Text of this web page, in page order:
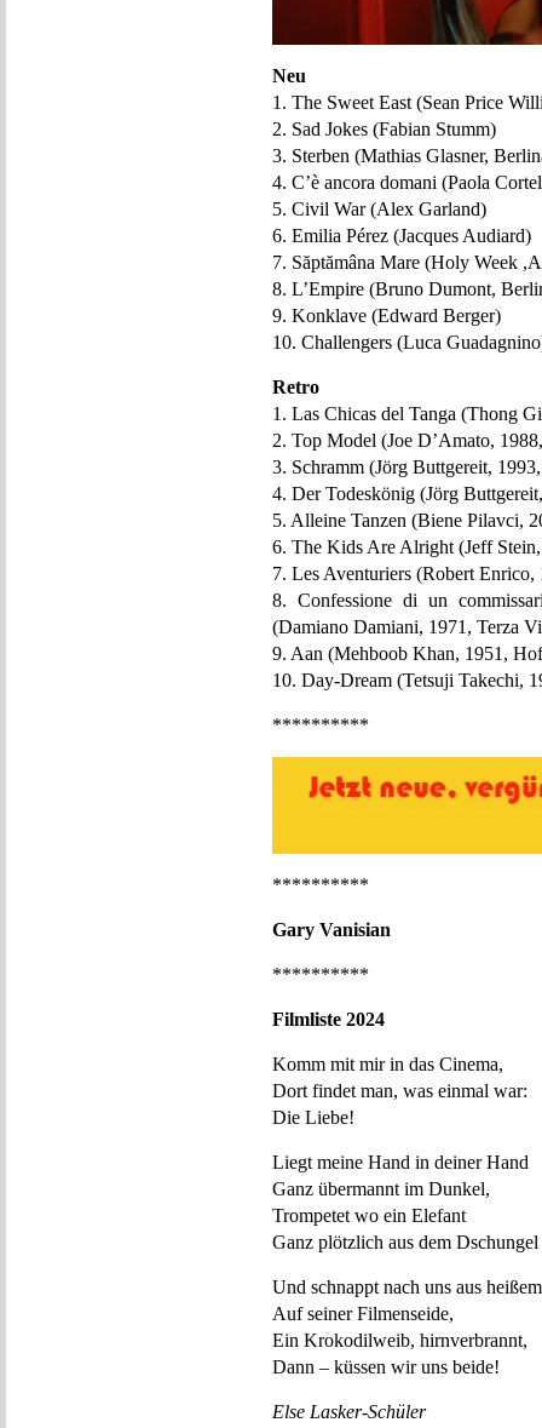
Neu
1. The Sweet East (Sean Price
2. Sad Jokes (Fabian Stumm)
3. Sterben (Mathias Glasner,
4. C’è ancora domani (Paola
5. Civil War (Alex Garland)
6. Emilia Pérez (Jacques Audiard)
7. Săptămâna Mare (Holy Week
8. L’Empire (Bruno Dumont,
9. Konklave (Edward Berger)
10. Challengers (Luca
Retro
1. Las Chicas del Tanga (Thong
2. Top Model (Joe D’Amato,
3. Schramm (Jörg Buttgereit,
4. Der Todeskönig (Jörg
5. Alleine Tanzen (Biene Pilavci,
6. The Kids Are Alright (Jeff
7. Les Aventuriers (Robert Enrico,
8. Confessione di un
(Damiano Damiani, 1971, Terza
9. Aan (Mehboob Khan, 1951,
10. Day-Dream (Tetsuji Takechi,
**********
**********
Gary Vanisian
**********
Filmliste 2024
Komm mit mir in das Cinema,
Dort findet man, was einmal war:
Die Liebe!
Liegt meine Hand in deiner Hand
Ganz übermannt im Dunkel,
Trompetet wo ein Elefant
Ganz plötzlich aus dem Dschungel
Und schnappt nach uns aus
Auf seiner Filmenseide,
Ein Krokodilweib, hirnverbrannt,
Dann – küssen wir uns beide!
Else Lasker-Schüler